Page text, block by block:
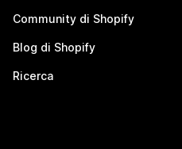
Community di Shopify
Blog di Shopify
Ricerca